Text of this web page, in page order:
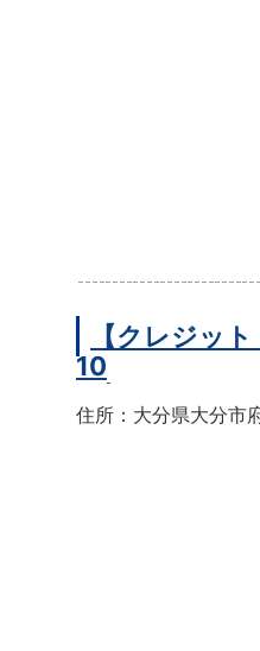
【クレジッ
10
住所：大分県大分市